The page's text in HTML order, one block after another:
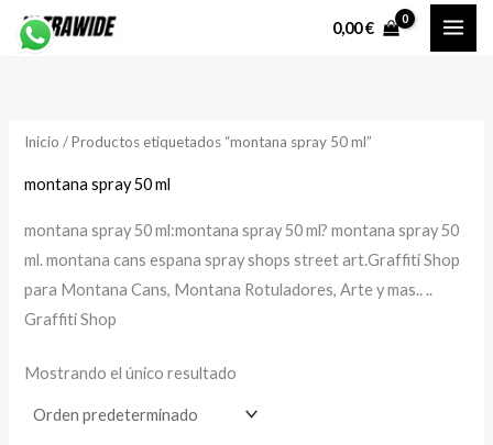
0,00€
Inicio / Productos etiquetados “montana spray 50 ml”
montana spray 50 ml
montana spray 50 ml:montana spray 50 ml? montana spray 50
ml. montana cans espana spray shops street art.Graffiti Shop
para Montana Cans, Montana Rotuladores, Arte y mas.. ..
Graffiti Shop
Mostrando el único resultado